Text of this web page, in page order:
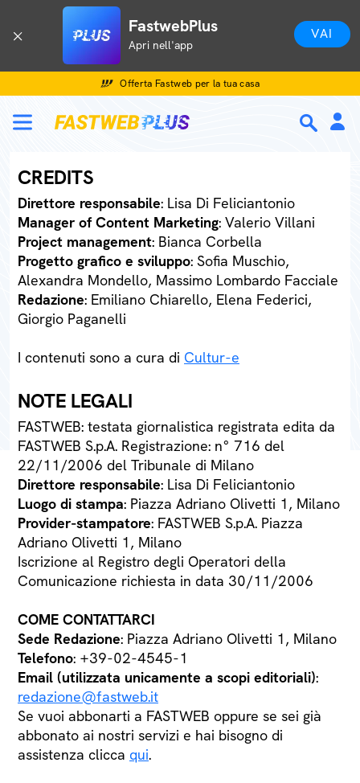
FastwebPlus
Apri nell'app
VAI
Offerta Fastweb per la tua casa
CREDITS
Direttore responsabile: Lisa Di Feliciantonio
Manager of Content Marketing: Valerio Villani
Project management: Bianca Corbella
Progetto grafico e sviluppo: Sofia Muschio,
Alexandra Mondello, Massimo Lombardo Facciale
Redazione: Emiliano Chiarello, Elena Federici,
Giorgio Paganelli
I contenuti sono a cura di Cultur-e
NOTE LEGALI
FASTWEB: testata giornalistica registrata edita da
FASTWEB S.p.A. Registrazione: n° 716 del
22/11/2006 del Tribunale di Milano
Direttore responsabile: Lisa Di Feliciantonio
Luogo di stampa: Piazza Adriano Olivetti 1, Milano
Provider-stampatore: FASTWEB S.p.A. Piazza
Adriano Olivetti 1, Milano
Iscrizione al Registro degli Operatori della
Comunicazione richiesta in data 30/11/2006
COME CONTATTARCI
Sede Redazione: Piazza Adriano Olivetti 1, Milano
Telefono: +39-02-4545-1
Email (utilizzata unicamente a scopi editoriali):
redazione@fastweb.it
Se vuoi abbonarti a FASTWEB oppure se sei già
abbonato ai nostri servizi e hai bisogno di
assistenza clicca qui.